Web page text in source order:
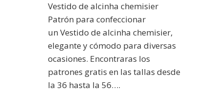
Vestido de alcinha chemisier
Patrón para confeccionar
un Vestido de alcinha chemisier,
elegante y cómodo para diversas
ocasiones. Encontraras los
patrones gratis en las tallas desde
la 36 hasta la 56….